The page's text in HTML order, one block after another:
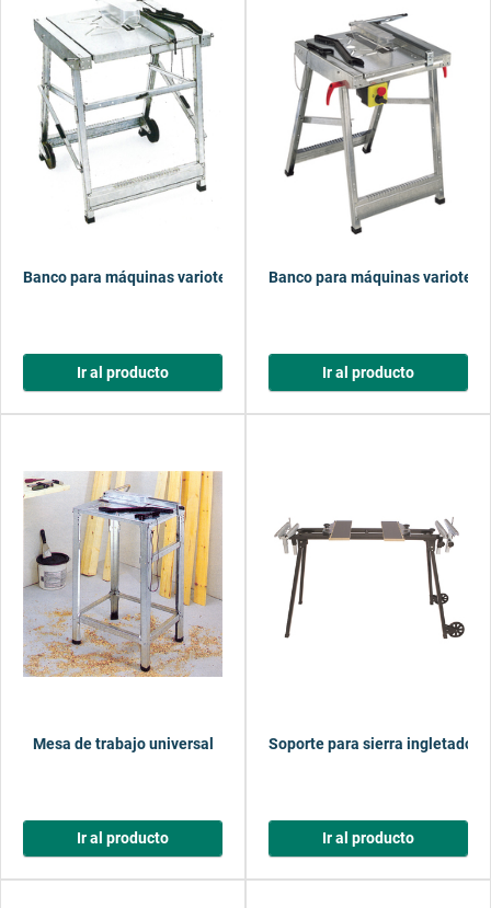
Banco para máquinas variotec III
Ir al producto
Banco para máquinas variotec
Ir al producto
Mesa de trabajo universal
Ir al producto
Soporte para sierra ingletadora
Ir al producto